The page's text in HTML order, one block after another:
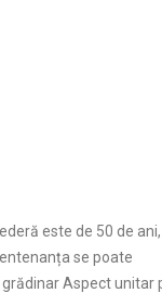
este de 50 de ani,
se poate
Aspect unitar